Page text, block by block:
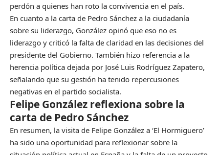
perdón a quienes han roto la convivencia en el país.
En cuanto a la carta de Pedro Sánchez a la ciudadanía
sobre su liderazgo, González opinó que eso no es
liderazgo y criticó la falta de claridad en las decisiones del
presidente del Gobierno. También hizo referencia a la
herencia política dejada por José Luis Rodríguez Zapatero,
señalando que su gestión ha tenido repercusiones
negativas en el partido socialista.
Felipe González reflexiona sobre la
carta de Pedro Sánchez
En resumen, la visita de Felipe González a ‘El Hormiguero’
ha sido una oportunidad para reflexionar sobre la